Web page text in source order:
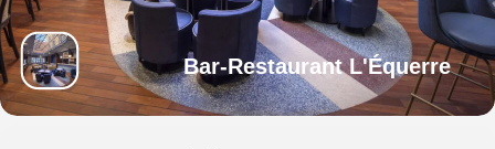
Bar-Restaurant L'Équerre